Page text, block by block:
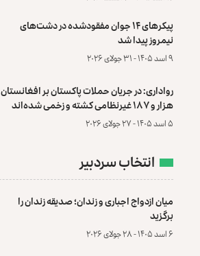
پیکرهای ۱۴ جوان مفقودشده در دشت‌های
نیمروز پیدا شد
۹ اسد ۱۴۰۵ - ۳۱ جولای ۲۰۲۶
رواداری: در جریان حملات پاکستان بر افغانستان
هزار و ۱۸۷ غیرنظامی کشته و زخمی شده‌اند
۵ اسد ۱۴۰۵ - ۲۷ جولای ۲۰۲۶
انتخاب سردبیر
میان ازدواج اجباری و زندان؛ صدیقه زندان را
برگزید
۶ اسد ۱۴۰۵ - ۲۸ جولای ۲۰۲۶